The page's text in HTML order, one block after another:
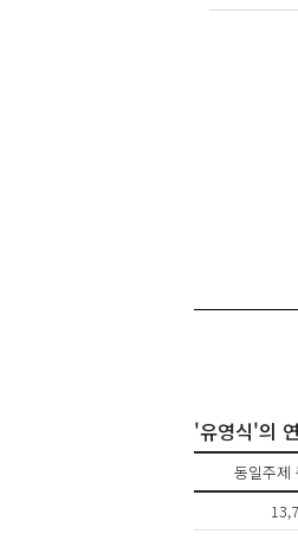
'유영식'의
동일주제